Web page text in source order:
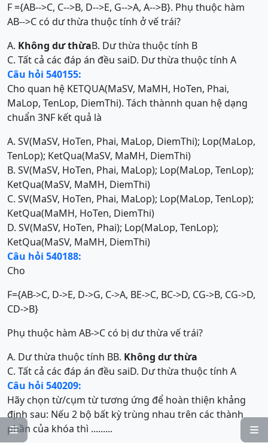


F ={AB-->C, C-->B, D-->E, G-->A, A-->B}. Phụ thuộc hàm
AB-->C có dư thừa thuộc tính ở vế trái?
A. Không dư thừaB. Dư thừa thuộc tính B
C. Tất cả các đáp án đều saiD. Dư thừa thuộc tính A
Câu hỏi 540155:
Cho quan hệ KETQUA(MaSV, MaMH, HoTen, Phai,
MaLop, TenLop, DiemThi). Tách thànnh quan hệ dạng
chuẩn 3NF kết quả là
A. SV(MaSV, HoTen, Phai, MaLop, DiemThi); Lop(MaLop,
TenLop); KetQua(MaSV, MaMH, DiemThi)
B. SV(MaSV, HoTen, Phai, MaLop); Lop(MaLop, TenLop);
KetQua(MaSV, MaMH, DiemThi)
C. SV(MaSV, HoTen, Phai, MaLop); Lop(MaLop, TenLop);
KetQua(MaMH, HoTen, DiemThi)
D. SV(MaSV, HoTen, Phai); Lop(MaLop, TenLop);
KetQua(MaSV, MaMH, DiemThi)
Câu hỏi 540188:
Cho
F={AB->C, D->E, D->G, C->A, BE->C, BC->D, CG->B, CG->D,
CD->B}
Phụ thuộc hàm AB->C có bị dư thừa vế trái?
A. Dư thừa thuộc tính BB. Không dư thừa
C. Tất cả các đáp án đều saiD. Dư thừa thuộc tính A
Câu hỏi 540209:
Hãy chọn từ/cụm từ tương ứng để hoàn thiện khảng
định sau: Nếu 2 bộ bất kỳ trùng nhau trên các thành
phần của khóa thì .........